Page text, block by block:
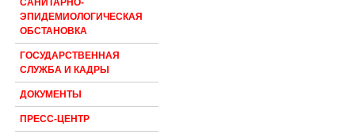
САНИТАРНО-
ЭПИДЕМИОЛОГИЧЕСКАЯ
ОБСТАНОВКА
ГОСУДАРСТВЕННАЯ
СЛУЖБА И КАДРЫ
ДОКУМЕНТЫ
ПРЕСС-ЦЕНТР